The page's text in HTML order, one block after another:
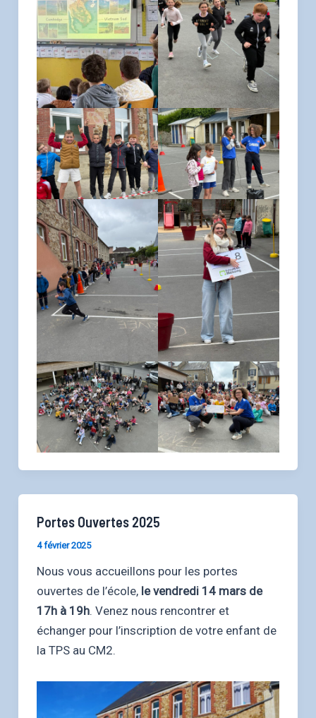
Portes Ouvertes 2025
4 février 2025
Nous vous accueillons pour les portes
ouvertes de l’école, le vendredi 14 mars de
17h à 19h. Venez nous rencontrer et
échanger pour l’inscription de votre enfant de
la TPS au CM2.